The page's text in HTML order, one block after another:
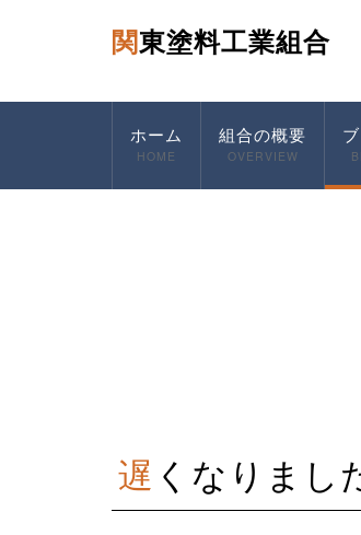
関東塗料工業組合
ホーム
HOME
組合の概要
OVERVIEW
遅くなりま